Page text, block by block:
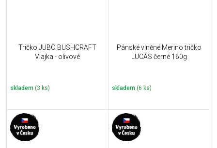
Tričko JUBÖ BUSHCRAFT
Vlajka - olivové
skladem (3 ks)
Pánské vlněné Merino tričko
LUCAS černé 160g
skladem (6 ks)